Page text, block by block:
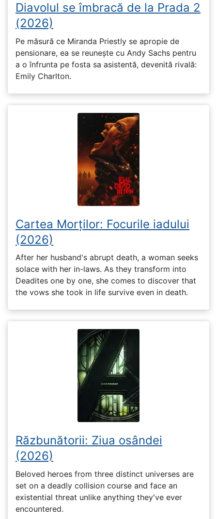
Diavolul se îmbracă de la Prada 2
(2026)
Pe măsură ce Miranda Priestly se apropie de
pensionare, ea se reunește cu Andy Sachs pentru
a o înfrunta pe fosta sa asistentă, devenită rivală:
Emily Charlton.
Cartea Morților: Focurile iadului
(2026)
After her husband's abrupt death, a woman seeks
solace with her in-laws. As they transform into
Deadites one by one, she comes to discover that
the vows she took in life survive even in death.
Răzbunătorii: Ziua osândei
(2026)
Beloved heroes from three distinct universes are
set on a deadly collision course and face an
existential threat unlike anything they've ever
encountered.